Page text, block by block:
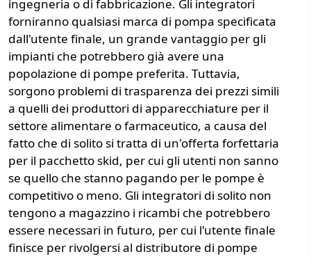
ingegneria o di fabbricazione. Gli integratori
forniranno qualsiasi marca di pompa specificata
dall'utente finale, un grande vantaggio per gli
impianti che potrebbero già avere una
popolazione di pompe preferita. Tuttavia,
sorgono problemi di trasparenza dei prezzi simili
a quelli dei produttori di apparecchiature per il
settore alimentare o farmaceutico, a causa del
fatto che di solito si tratta di un'offerta forfettaria
per il pacchetto skid, per cui gli utenti non sanno
se quello che stanno pagando per le pompe è
competitivo o meno. Gli integratori di solito non
tengono a magazzino i ricambi che potrebbero
essere necessari in futuro, per cui l'utente finale
finisce per rivolgersi al distributore di pompe